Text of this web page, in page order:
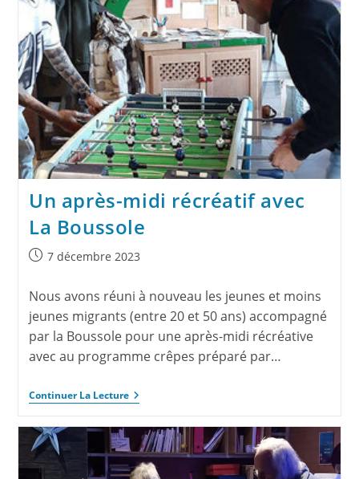
Un après-midi récréatif avec
La Boussole
7 décembre 2023
Nous avons réuni à nouveau les jeunes et moins
jeunes migrants (entre 20 et 50 ans) accompagné
par la Boussole pour une après-midi récréative
avec au programme crêpes préparé par…
Continuer La Lecture